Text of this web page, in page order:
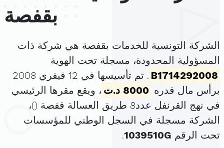
بقفصة
الشركة التونسية للخدمات بقفصة هي شركة ذات
المسؤولية المحدودة، مسجلة تحت الهوية
B1714292008
. تم تأسيسها في 12 فيفري 2008
برأس مال قدره 8000 د.ت
، ويقع مقرها الرئيسي
في نهج القرنفل عدد8 طريق العسالة قفصة (
)،
الشركة مسجلة في السجل الوطني للمؤسسات
تحت الرقم 1039510G
.